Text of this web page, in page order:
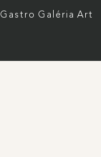
Gastro Galéria Art